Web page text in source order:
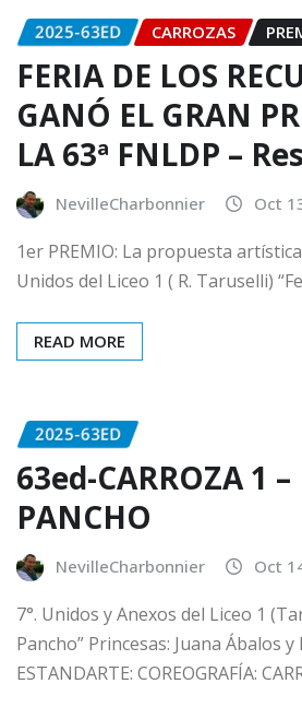
2025-63ED CARROZAS
FERIA DE LOS
GANÓ EL GRAN
LA 63ª FNLDP –
NevilleCharbonnier Oct
1er PREMIO: La propuesta
Unidos del Liceo 1 ( R. Taruselli)
READ MORE
2025-63ED
63ed-CARROZA 1
PANCHO
NevilleCharbonnier Oct
7°. Unidos y Anexos del Liceo 1
Pancho” Princesas: Juana Ábalos
ESTANDARTE: COREOGRAFÍA: